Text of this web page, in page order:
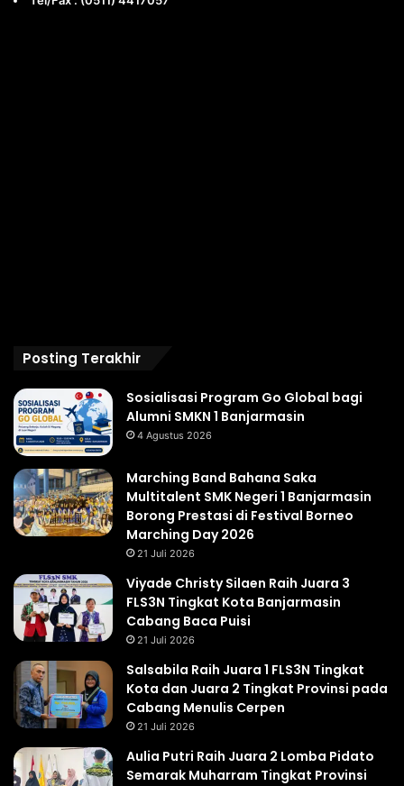
Posting Terakhir
Sosialisasi Program Go Global bagi
Alumni SMKN 1 Banjarmasin
4 Agustus 2026
Marching Band Bahana Saka
Multitalent SMK Negeri 1 Banjarmasin
Borong Prestasi di Festival Borneo
Marching Day 2026
21 Juli 2026
Viyade Christy Silaen Raih Juara 3
FLS3N Tingkat Kota Banjarmasin
Cabang Baca Puisi
21 Juli 2026
Salsabila Raih Juara 1 FLS3N Tingkat
Kota dan Juara 2 Tingkat Provinsi pada
Cabang Menulis Cerpen
21 Juli 2026
Aulia Putri Raih Juara 2 Lomba Pidato
Semarak Muharram Tingkat Provinsi